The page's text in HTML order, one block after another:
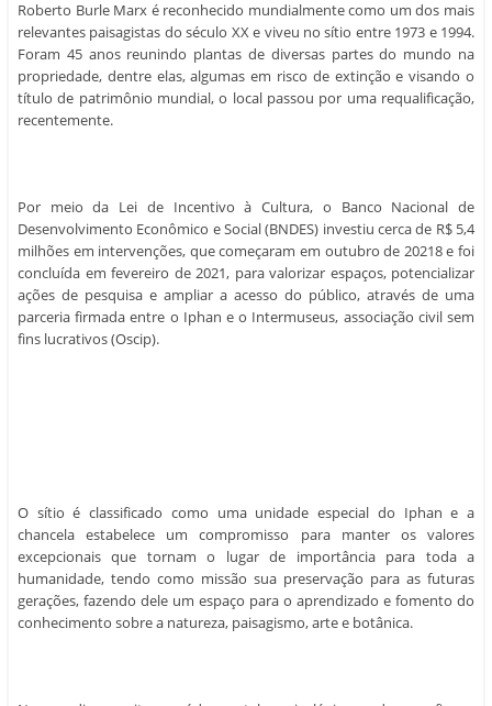
Roberto Burle Marx é reconhecido mundialmente como um dos mais
relevantes paisagistas do século XX e viveu no sítio entre 1973 e 1994.
Foram 45 anos reunindo plantas de diversas partes do mundo na
propriedade, dentre elas, algumas em risco de extinção e visando o
título de patrimônio mundial, o local passou por uma requalificação,
recentemente.
Por meio da Lei de Incentivo à Cultura, o Banco Nacional de
Desenvolvimento Econômico e Social (BNDES) investiu cerca de R$ 5,4
milhões em intervenções, que começaram em outubro de 20218 e foi
concluída em fevereiro de 2021, para valorizar espaços, potencializar
ações de pesquisa e ampliar a acesso do público, através de uma
parceria firmada entre o Iphan e o Intermuseus, associação civil sem
fins lucrativos (Oscip).
O sítio é classificado como uma unidade especial do Iphan e a
chancela estabelece um compromisso para manter os valores
excepcionais que tornam o lugar de importância para toda a
humanidade, tendo como missão sua preservação para as futuras
gerações, fazendo dele um espaço para o aprendizado e fomento do
conhecimento sobre a natureza, paisagismo, arte e botânica.